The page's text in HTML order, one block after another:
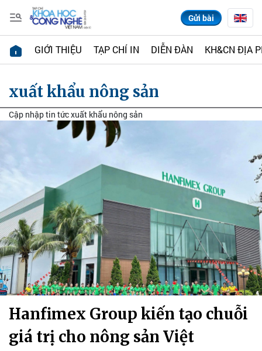
Gửi bài
GIỚI THIỆU TẠP CHÍ IN DIỄN ĐÀN KH&CN ĐỊA
xuất khẩu nông sản
Cập nhập tin tức xuất khẩu nông sản
Hanfimex Group kiến tạo chuỗi
giá trị cho nông sản Việt